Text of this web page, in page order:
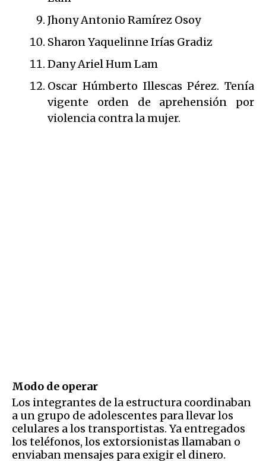
Jhony Antonio Ramírez Osoy
Sharon Yaquelinne Irías Gradiz
Dany Ariel Hum Lam
Oscar Húmberto Illescas Pérez. Tenía
vigente orden de aprehensión por
violencia contra la mujer.
Modo de operar
Los integrantes de la estructura coordinaban
a un grupo de adolescentes para llevar los
celulares a los transportistas. Ya entregados
los teléfonos, los extorsionistas llamaban o
enviaban mensajes para exigir el dinero.